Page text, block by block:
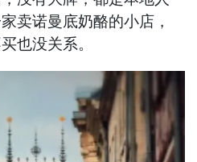
卖诺曼底奶酪的小店，
也没关系。